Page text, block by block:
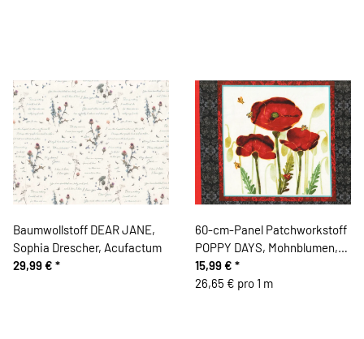
Baumwollstoff DEAR JANE,
Sophia Drescher, Acufactum
29,99 € *
60-cm-Panel Patchworkstoff
POPPY DAYS, Mohnblumen,
Studio e Fabrics
15,99 € *
26,65 € pro 1 m